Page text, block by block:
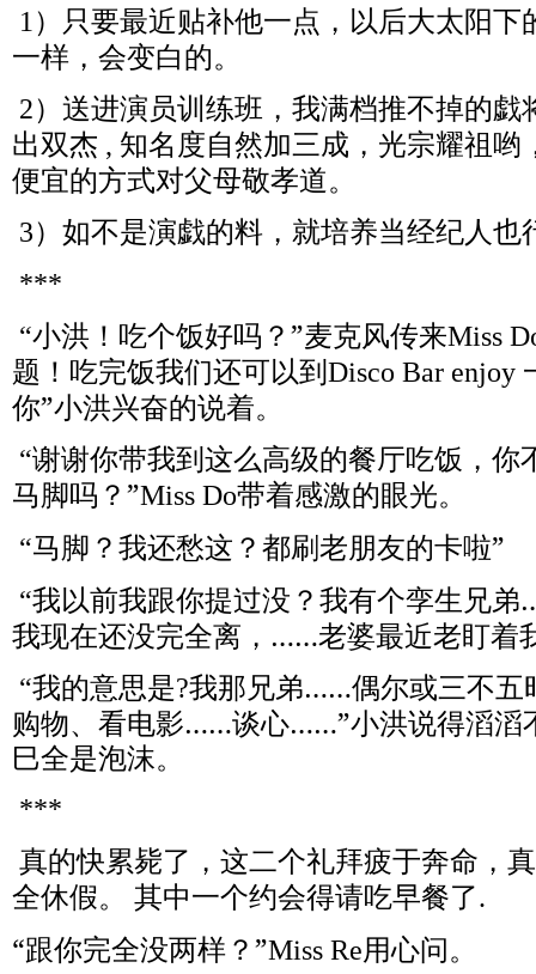
1 ）只要最近贴补他一点，以后大太阳下
一样，会变白的。
2）送进演员训练班，我满档推不掉的
出双杰 , 知名度自然加三成，光宗耀祖哟
便宜的方式对父母敬孝道。
3）如不是演戯的料，就培养当经纪人
***
“小洪！吃个饭好吗？”麦克风传来Miss
题！吃完饭我们还可以到Disco Bar enjoy
你”小洪兴奋的说着。
“谢谢你带我到这么高级的餐厅吃饭，你
马脚吗？”Miss Do带着感激的眼光。
“马脚？我还愁这？都刷老朋友的卡啦”
“我以前我跟你提过没？我有个孪生兄
我现在还没完全离，……老婆最近老盯
“我的意思是?我那兄弟……偶尔或三不
购物、看电影……谈心……”小洪说得滔滔
巳全是泡沫。
***
真的快累毙了，这二个礼拜疲于奔命，
全休假。
其中一个约会得请吃早餐了.
“跟你完全没两样？”Miss Re用心问。